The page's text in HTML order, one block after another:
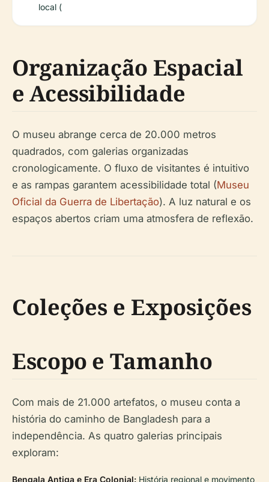
local (
Organização Espacial
e Acessibilidade
O museu abrange cerca de 20.000 metros
quadrados, com galerias organizadas
cronologicamente. O fluxo de visitantes é intuitivo
e as rampas garantem acessibilidade total (Museu
Oficial da Guerra de Libertação). A luz natural e os
espaços abertos criam uma atmosfera de reflexão.
Coleções e Exposições
Escopo e Tamanho
Com mais de 21.000 artefatos, o museu conta a
história do caminho de Bangladesh para a
independência. As quatro galerias principais
exploram:
Bengala Antiga e Era Colonial: História regional e movimento